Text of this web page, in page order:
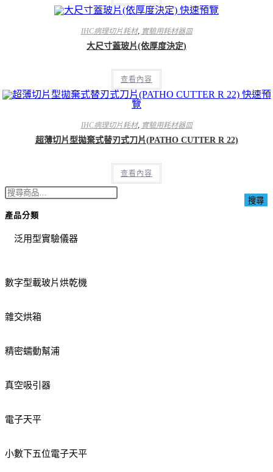
快速預覽
IHC病理切片耗材, 實驗用耗材器皿
大尺寸蓋玻片(依厚度決定)
查看內容
快速預
覽
IHC病理切片耗材, 實驗用耗材器皿
超薄切片型拋棄式替刃式刀片(PATHO CUTTER R 22)
查看內容
搜尋
產品分類
泛用型實驗儀器
數字型載玻片烘乾機
雜交烘箱
精密蠕動幫浦
真空吸引器
電子天平
小數下五位電子天平